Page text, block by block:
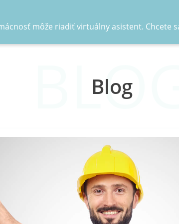
môže riadiť virtuálny asistent. Chcete
Blog
BLOG